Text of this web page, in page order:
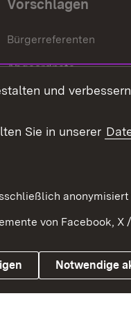
Vorschlagen
Bürgerreferenten
Abgeordnete
Bürgerbeauftragte
und
Sie in unserer
von Facebook,
Notwendige